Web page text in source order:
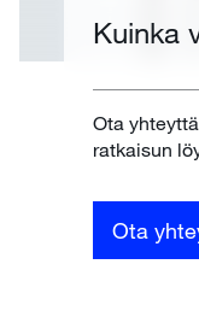
Kuinka
Ota
ratkaisun
Ota